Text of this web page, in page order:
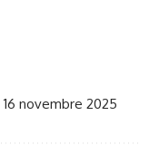
16 novembre 2025